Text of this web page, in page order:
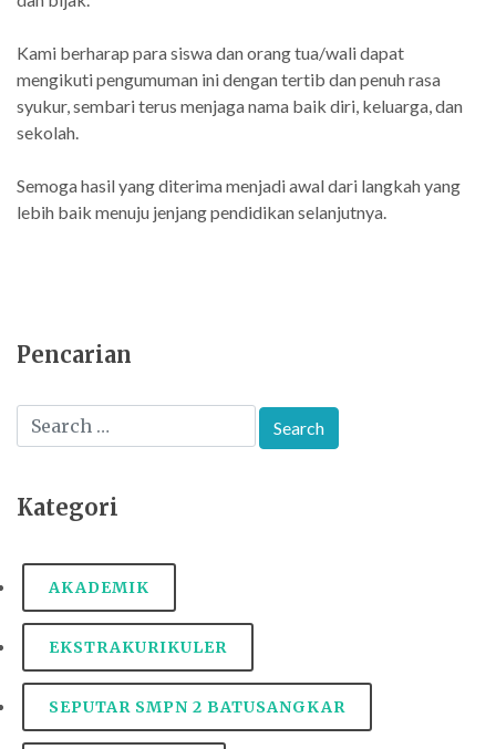
Kami berharap para siswa dan orang tua/wali dapat
mengikuti pengumuman ini dengan tertib dan penuh rasa
syukur, sembari terus menjaga nama baik diri, keluarga, dan
sekolah.
Semoga hasil yang diterima menjadi awal dari langkah yang
lebih baik menuju jenjang pendidikan selanjutnya.
Pencarian
Kategori
AKADEMIK
EKSTRAKURIKULER
SEPUTAR SMPN 2 BATUSANGKAR